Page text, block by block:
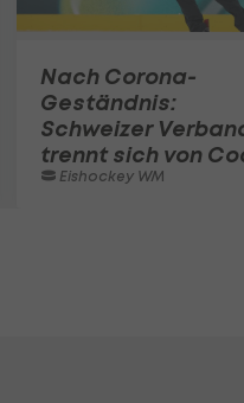
Nach Corona-
Geständnis:
Schweizer
trennt sich von
Eishockey WM